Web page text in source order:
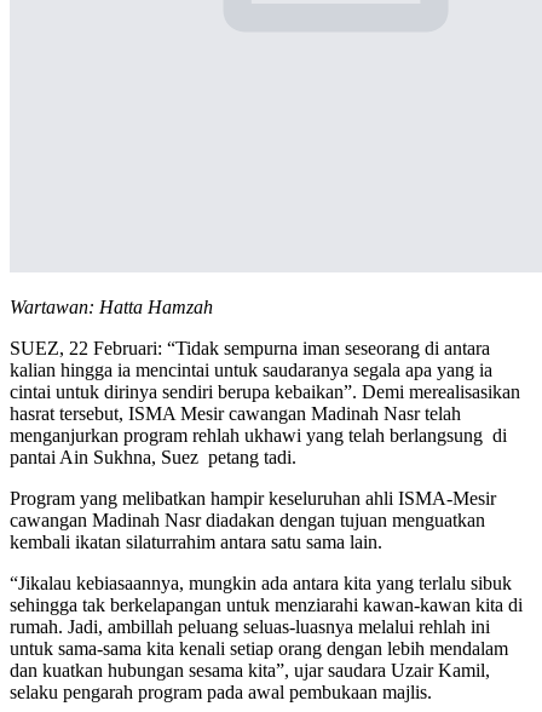
Wartawan: Hatta Hamzah
SUEZ, 22 Februari: “Tidak sempurna iman seseorang di antara
kalian hingga ia mencintai untuk saudaranya segala apa yang ia
cintai untuk dirinya sendiri berupa kebaikan”. Demi merealisasikan
hasrat tersebut, ISMA Mesir cawangan Madinah Nasr telah
menganjurkan program rehlah ukhawi yang telah berlangsung di
pantai Ain Sukhna, Suez petang tadi.
Program yang melibatkan hampir keseluruhan ahli ISMA-Mesir
cawangan Madinah Nasr diadakan dengan tujuan menguatkan
kembali ikatan silaturrahim antara satu sama lain.
“Jikalau kebiasaannya, mungkin ada antara kita yang terlalu sibuk
sehingga tak berkelapangan untuk menziarahi kawan-kawan kita di
rumah. Jadi, ambillah peluang seluas-luasnya melalui rehlah ini
untuk sama-sama kita kenali setiap orang dengan lebih mendalam
dan kuatkan hubungan sesama kita”, ujar saudara Uzair Kamil,
selaku pengarah program pada awal pembukaan majlis.